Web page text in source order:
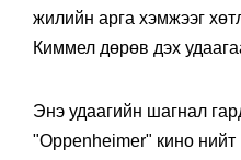
жилийн арга хэмжээг
Киммел дөрөв дэх
Энэ удаагийн шагнал
"Oppenheimer" кино